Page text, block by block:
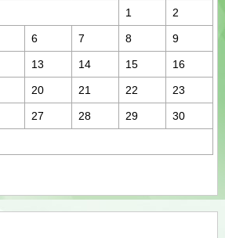
1 2
6 7 8 9
13 14 15 16
20 21 22 23
27 28 29 30